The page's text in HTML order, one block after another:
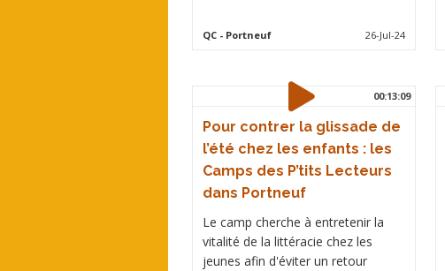
QC- Portneuf 26-Jul-24
00:13:09
Pour contrer la glissade de
l’été chez les enfants : les
Camps des P’tits Lecteurs
dans Portneuf
Le camp cherche à entretenir la
vitalité de la littéracie chez les
jeunes afin d'éviter un retour